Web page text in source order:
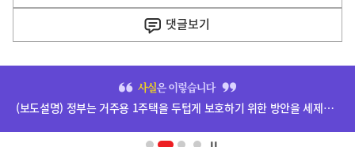
기
댓글보기
(보도설명) 정부는 거주용 1주택을 두텁게 보호하기 위한 방안을 세제개편안에 담았습니다.